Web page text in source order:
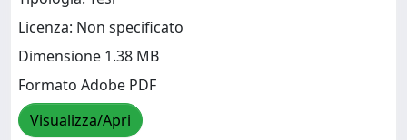
Licenza: Non specificato
Dimensione 1.38 MB
Formato Adobe PDF
Visualizza/Apri